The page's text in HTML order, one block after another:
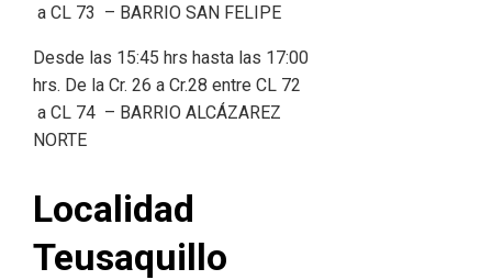
a CL 73 – BARRIO SAN FELIPE
Desde las 15:45 hrs hasta las 17:00
hrs. De la Cr. 26 a Cr.28 entre CL 72
a CL 74 – BARRIO ALCÁZAREZ
NORTE
Localidad
Teusaquillo